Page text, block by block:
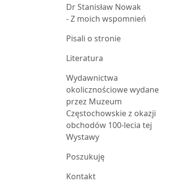
Dr Stanisław Nowak
- Z moich wspomnień
Pisali o stronie
Literatura
Wydawnictwa
okolicznościowe wydane
przez Muzeum
Częstochowskie z okazji
obchodów 100-lecia tej
Wystawy
Poszukuję
Kontakt